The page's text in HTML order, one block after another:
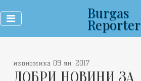
Burgas
Reporter
икономика 09 ян. 2017
ДОБРИ НОВИНИ ЗА